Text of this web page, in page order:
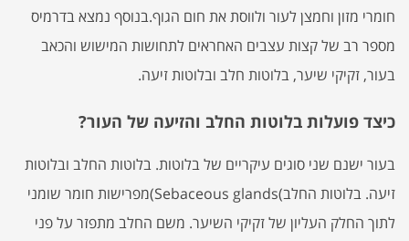
חומרי מזון וחמצן לעור ולווסת את חום הגוף.בנוסף נמצא בדרמיס
מספר רב של קצות עצבים האחראים לתחושות המישוש והכאב
בעור, זקיקי שיער, בלוטות חלב ובלוטות זיעה.
כיצד פועלות בלוטות החלב והזיעה של העור?
בעור ישנם שני סוגים עיקריים של בלוטות. בלוטות החלב ובלוטות
זיעה. בלוטות החלב)Sebaceous glands)מפרישות חומר שומני
לתוך החלק העליון של זקיקי השיער. משם החלב מתפזר על פני